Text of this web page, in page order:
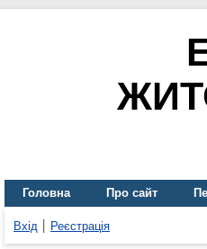
Головна Про сайт
Вхід Реєстрація